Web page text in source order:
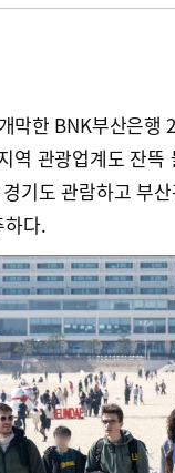
막한 BNK부산은행
역 관광업계도 잔뜩
기도 관람하고 부
하다.